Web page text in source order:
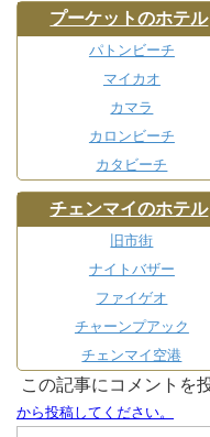
プーケットのホテル
パトンビーチ
マイカオ
カマラ
カロンビーチ
カタビーチ
チェンマイのホテル
旧市街
ナイトバザー
ファイゲオ
チャーンプアック
チェンマイ空港